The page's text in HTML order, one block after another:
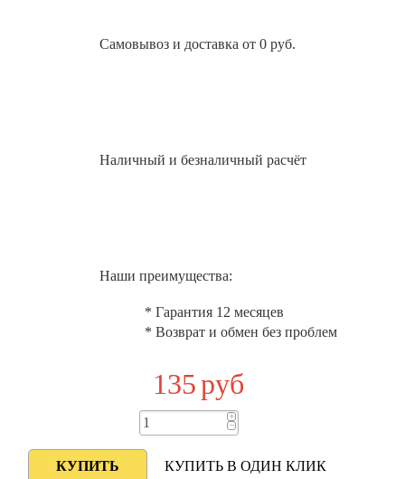
Самовывоз и доставка от 0 руб.
Наличный и безналичный расчёт
Наши преимущества:
* Гарантия 12 месяцев
* Возврат и обмен без проблем
135руб
+
−
КУПИТЬ В ОДИН КЛИК